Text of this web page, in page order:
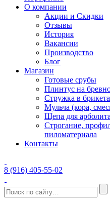
О компании
Акции и Скидки
Отзывы
История
Вакансии
Производство
Блог
Магазин
Готовые срубы
Плинтус на
Стружка в
Мульча (кора,
Щепа для арболита
Строгание,
пиломатериала
Контакты
8 (916) 405-55-02